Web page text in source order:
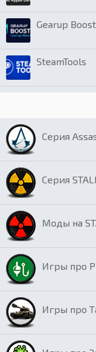
Gearup
SteamTools
Серия
Серия
Моды на
Игры про
Игры про